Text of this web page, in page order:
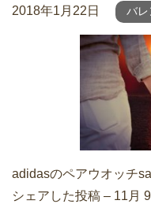
2018年1月22日 バレ
adidasのペアウオッチ
シェアした投稿 – 11月